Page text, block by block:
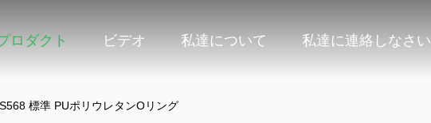
ロダクト ビデオ 私達について 私達に連絡しなさい
標準 PUポリウレタンOリング